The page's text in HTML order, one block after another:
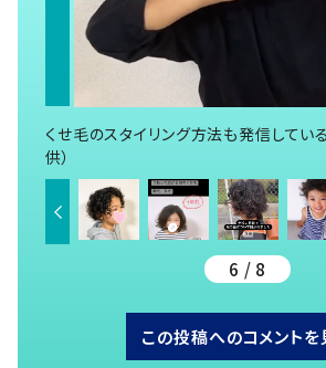
くせ毛のスタイリング方法も発信してい
供）
6 / 8
この投稿へのコメントを